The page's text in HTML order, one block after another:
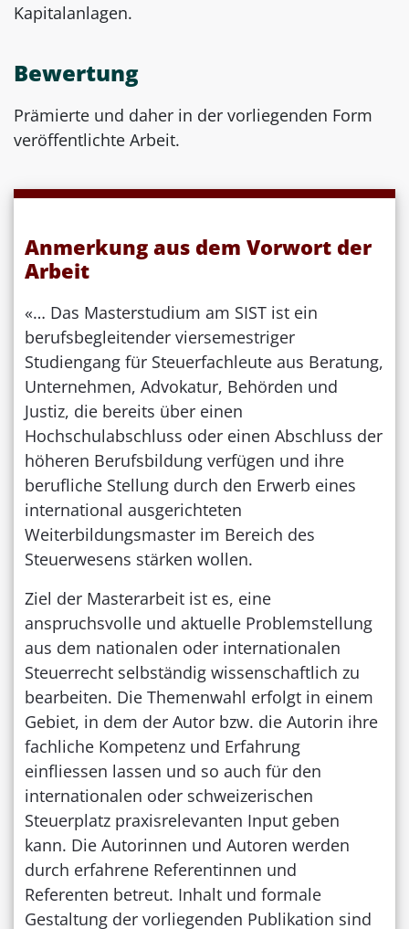
Kapitalanlagen.
Bewertung
Prämierte und daher in der vorliegenden Form
veröffentlichte Arbeit.
Anmerkung aus dem Vorwort der
Arbeit
«… Das Masterstudium am SIST ist ein
berufsbegleitender viersemestriger
Studiengang für Steuerfachleute aus Beratung,
Unternehmen, Advokatur, Behörden und
Justiz, die bereits über einen
Hochschulabschluss oder einen Abschluss der
höheren Berufsbildung verfügen und ihre
berufliche Stellung durch den Erwerb eines
international ausgerichteten
Weiterbildungsmaster im Bereich des
Steuerwesens stärken wollen.
Ziel der Masterarbeit ist es, eine
anspruchsvolle und aktuelle Problemstellung
aus dem nationalen oder internationalen
Steuerrecht selbständig wissenschaftlich zu
bearbeiten. Die Themenwahl erfolgt in einem
Gebiet, in dem der Autor bzw. die Autorin ihre
fachliche Kompetenz und Erfahrung
einfliessen lassen und so auch für den
internationalen oder schweizerischen
Steuerplatz praxisrelevanten Input geben
kann. Die Autorinnen und Autoren werden
durch erfahrene Referentinnen und
Referenten betreut. Inhalt und formale
Gestaltung der vorliegenden Publikation sind